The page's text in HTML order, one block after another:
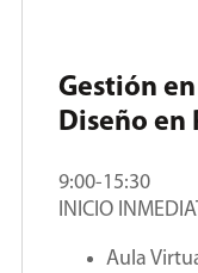
Gestión
Diseño en
9:00-15:30
INICIO
Aula